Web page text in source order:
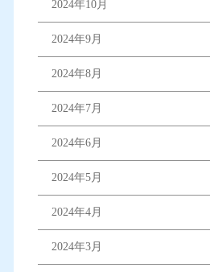
2024年10月
2024年9月
2024年8月
2024年7月
2024年6月
2024年5月
2024年4月
2024年3月